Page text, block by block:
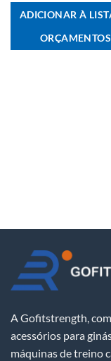
ADICIONAR À
ORÇAMENTOS
A Gofitstrength,
acessórios para
máquinas de treino